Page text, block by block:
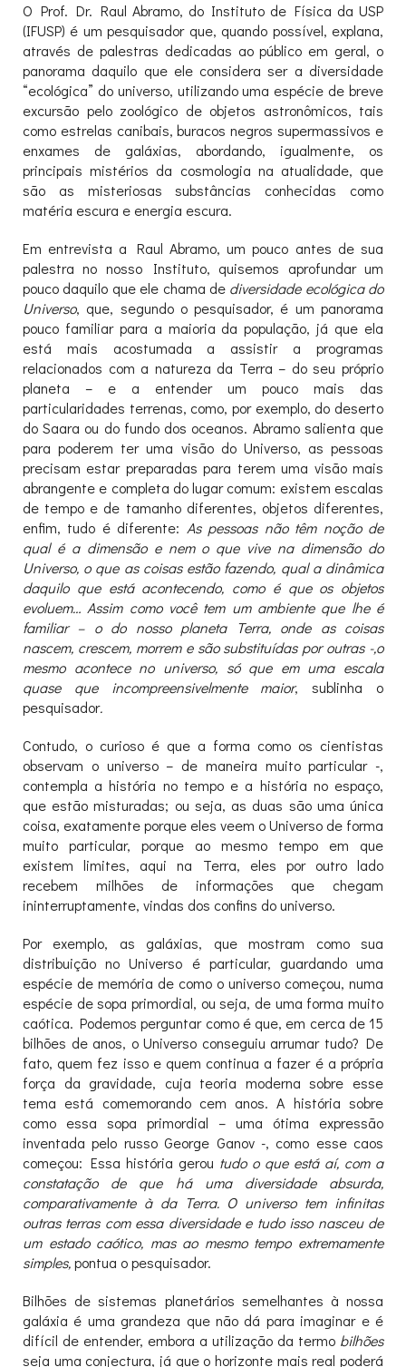
O Prof. Dr. Raul Abramo, do Instituto de Física da USP
(IFUSP) é um pesquisador que, quando possível, explana,
através de palestras dedicadas ao público em geral, o
panorama daquilo que ele considera ser a diversidade
“ecológica” do universo, utilizando uma espécie de breve
excursão pelo zoológico de objetos astronômicos, tais
como estrelas canibais, buracos negros supermassivos e
enxames de galáxias, abordando, igualmente, os
principais mistérios da cosmologia na atualidade, que
são as misteriosas substâncias conhecidas como
matéria escura e energia escura.
Em entrevista a Raul Abramo, um pouco antes de sua
palestra no nosso Instituto, quisemos aprofundar um
pouco daquilo que ele chama de diversidade ecológica do
Universo, que, segundo o pesquisador, é um panorama
pouco familiar para a maioria da população, já que ela
está mais acostumada a assistir a programas
relacionados com a natureza da Terra – do seu próprio
planeta – e a entender um pouco mais das
particularidades terrenas, como, por exemplo, do deserto
do Saara ou do fundo dos oceanos. Abramo salienta que
para poderem ter uma visão do Universo, as pessoas
precisam estar preparadas para terem uma visão mais
abrangente e completa do lugar comum: existem escalas
de tempo e de tamanho diferentes, objetos diferentes,
enfim, tudo é diferente: As pessoas não têm noção de
qual é a dimensão e nem o que vive na dimensão do
Universo, o que as coisas estão fazendo, qual a dinâmica
daquilo que está acontecendo, como é que os objetos
evoluem… Assim como você tem um ambiente que lhe é
familiar – o do nosso planeta Terra, onde as coisas
nascem, crescem, morrem e são substituídas por outras -,o
mesmo acontece no universo, só que em uma escala
quase que incompreensivelmente maior, sublinha o
pesquisador.
Contudo, o curioso é que a forma como os cientistas
observam o universo – de maneira muito particular -,
contempla a história no tempo e a história no espaço,
que estão misturadas; ou seja, as duas são uma única
coisa, exatamente porque eles veem o Universo de forma
muito particular, porque ao mesmo tempo em que
existem limites, aqui na Terra, eles por outro lado
recebem milhões de informações que chegam
ininterruptamente, vindas dos confins do universo.
Por exemplo, as galáxias, que mostram como sua
distribuição no Universo é particular, guardando uma
espécie de memória de como o universo começou, numa
espécie de sopa primordial, ou seja, de uma forma muito
caótica. Podemos perguntar como é que, em cerca de 15
bilhões de anos, o Universo conseguiu arrumar tudo? De
fato, quem fez isso e quem continua a fazer é a própria
força da gravidade, cuja teoria moderna sobre esse
tema está comemorando cem anos. A história sobre
como essa sopa primordial – uma ótima expressão
inventada pelo russo George Ganov -, como esse caos
começou: Essa história gerou tudo o que está aí, com a
constatação de que há uma diversidade absurda,
comparativamente à da Terra. O universo tem infinitas
outras terras com essa diversidade e tudo isso nasceu de
um estado caótico, mas ao mesmo tempo extremamente
simples,pontua o pesquisador.
Bilhões de sistemas planetários semelhantes à nossa
galáxia é uma grandeza que não dá para imaginar e é
difícil de entender, embora a utilização da termo bilhões
seja uma conjectura, já que o horizonte mais real poderá